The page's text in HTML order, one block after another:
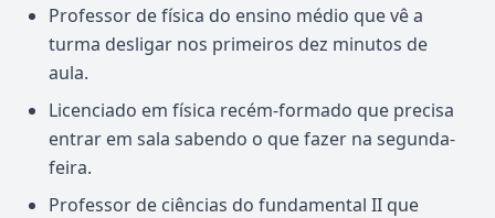
Professor de física do ensino médio que vê a
turma desligar nos primeiros dez minutos de
aula.
Licenciado em física recém-formado que precisa
entrar em sala sabendo o que fazer na segunda-
feira.
Professor de ciências do fundamental II que